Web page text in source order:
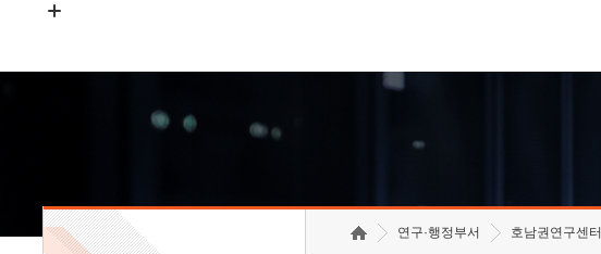
연구·행정부서 호남권연구센터